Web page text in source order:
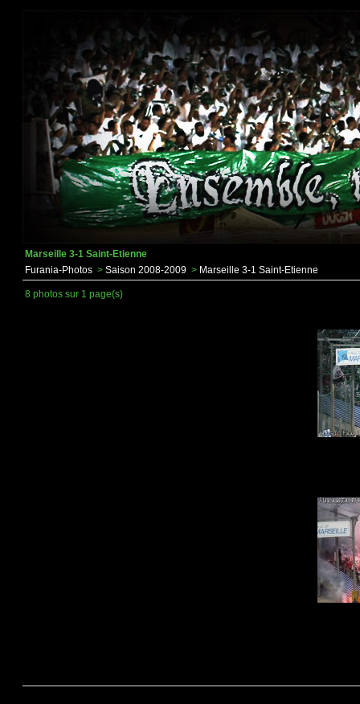
Marseille 3-1 Saint-Etienne
Furania-Photos > Saison 2008-2009 > Marseille 3-1 Saint-Etienne
8 photos sur 1 page(s)